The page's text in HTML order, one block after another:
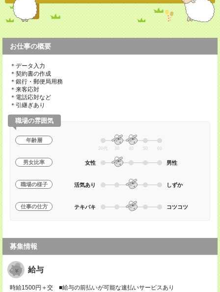
お仕事の概要
＊データ入力
＊契約書の作成
＊銀行・郵便局用務
＊来客応対
＊電話応対など
＊引継ぎあり
職場の雰囲気
年齢層
20代 30 40 50 60
男女比率 女性 男性
職場の様子 活気あり しずか
仕事の仕方 テキパキ コツコツ
募集情報
給与
時給1500円＋交 ■給与の前払いが可能な速払いサービスあり